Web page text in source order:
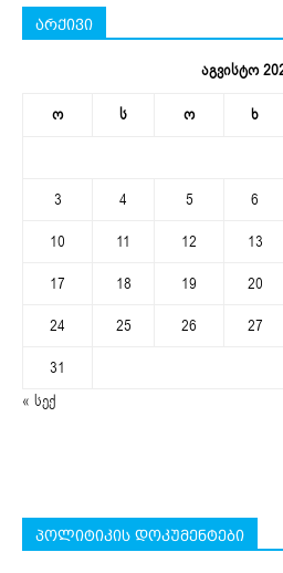
არქივი
აგვისტო
ო ს ო ხ
3
4 5 6
10
11 12 13
17
18 19 20
24
25 26 27
31
« სექ
პოლიტიკის დოკუმენტები